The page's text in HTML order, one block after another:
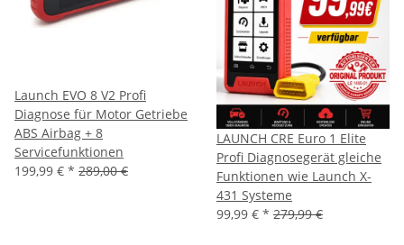
Launch EVO 8 V2 Profi
Diagnose für Motor Getriebe
ABS Airbag + 8
Servicefunktionen
199,99 € * 289,00 €
LAUNCH CRE Euro 1 Elite
Profi Diagnosegerät gleiche
Funktionen wie Launch X-
431 Systeme
99,99 € * 279,99 €